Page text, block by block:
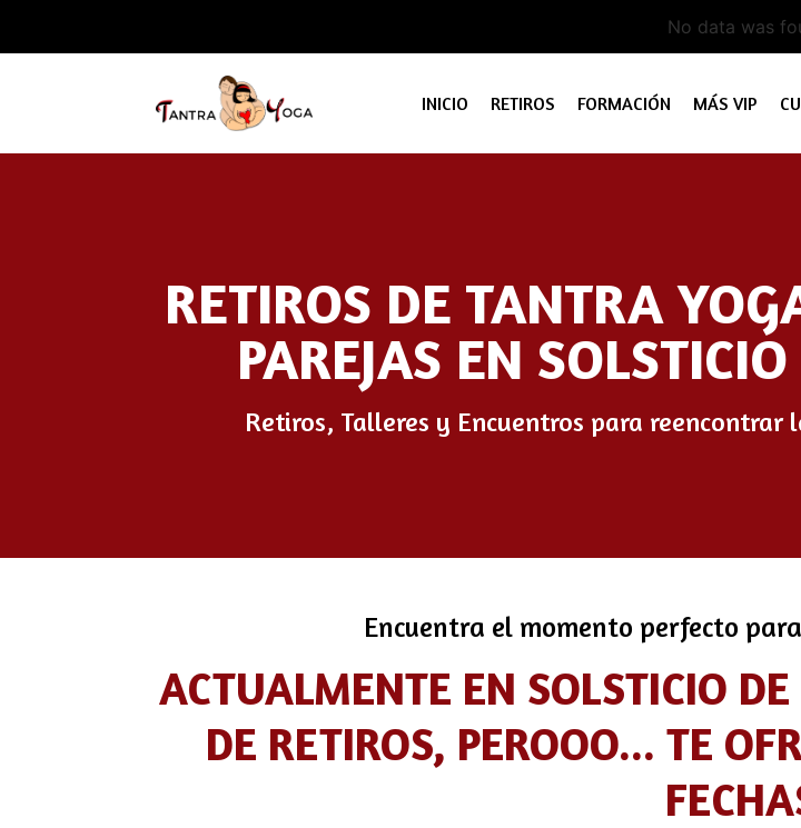
No data was
INICIO RETIROS FORMACIÓN MÁS VIP
RETIROS DE TANTRA
PAREJAS EN
Retiros, Talleres y Encuentros para
Encuentra el momento perfecto
ACTUALMENTE EN SOLSTICIO
DE RETIROS, PEROOO... TE